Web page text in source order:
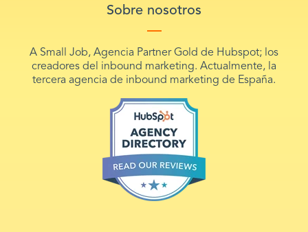
Sobre nosotros
A Small Job, Agencia Partner Gold de Hubspot; los
creadores del inbound marketing. Actualmente, la
tercera agencia de inbound marketing de España.